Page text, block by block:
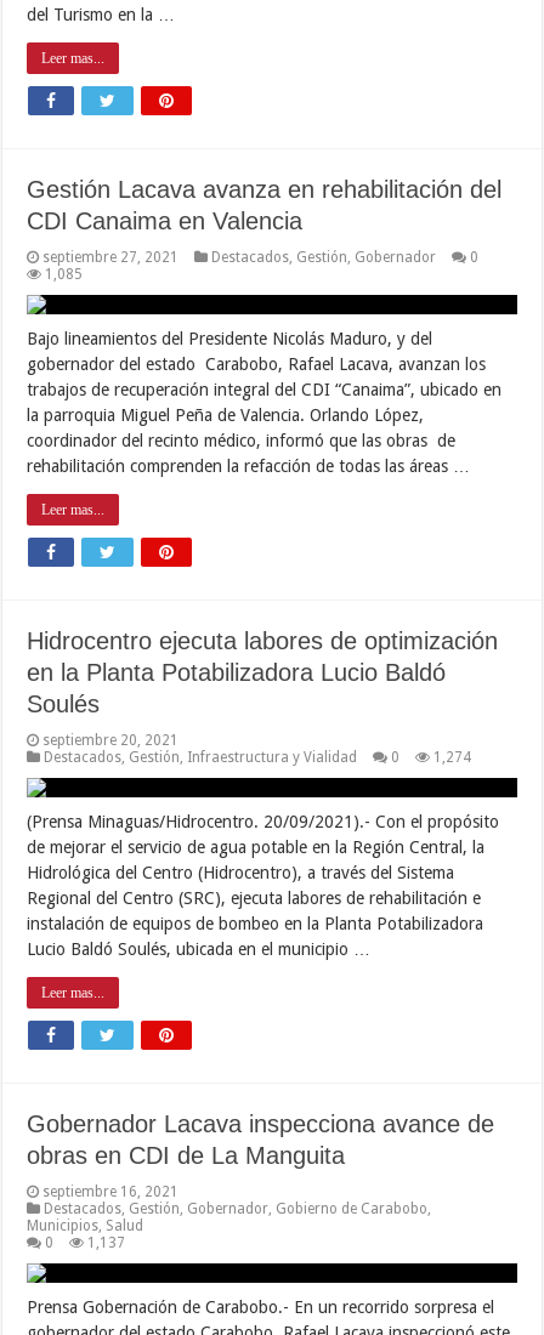
del Turismo en la …
Leer mas...
Gestión Lacava avanza en rehabilitación del
CDI Canaima en Valencia
septiembre 27, 2021 Destacados Gestión Gobernador
0
1,085
Bajo lineamientos del Presidente Nicolás Maduro, y del
gobernador del estado Carabobo, Rafael Lacava, avanzan los
trabajos de recuperación integral del CDI “Canaima”, ubicado en
la parroquia Miguel Peña de Valencia. Orlando López,
coordinador del recinto médico, informó que las obras de
rehabilitación comprenden la refacción de todas las áreas …
Leer mas...
Hidrocentro ejecuta labores de optimización
en la Planta Potabilizadora Lucio Baldó
Soulés
septiembre 20, 2021
Destacados Gestión Infraestructura y Vialidad 0 1,274
(Prensa Minaguas/Hidrocentro. 20/09/2021).- Con el propósito
de mejorar el servicio de agua potable en la Región Central, la
Hidrológica del Centro (Hidrocentro), a través del Sistema
Regional del Centro (SRC), ejecuta labores de rehabilitación e
instalación de equipos de bombeo en la Planta Potabilizadora
Lucio Baldó Soulés, ubicada en el municipio …
Leer mas...
Gobernador Lacava inspecciona avance de
obras en CDI de La Manguita
septiembre 16, 2021
Destacados Gestión Gobernador Gobierno de Carabobo
Municipios Salud
0
1,137
Prensa Gobernación de Carabobo.- En un recorrido sorpresa el